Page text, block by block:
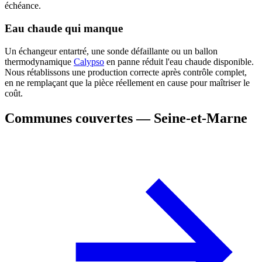
échéance.
Eau chaude qui manque
Un échangeur entartré, une sonde défaillante ou un ballon
thermodynamique Calypso en panne réduit l'eau chaude disponible.
Nous rétablissons une production correcte après contrôle complet,
en ne remplaçant que la pièce réellement en cause pour maîtriser le
coût.
Communes couvertes — Seine-et-Marne